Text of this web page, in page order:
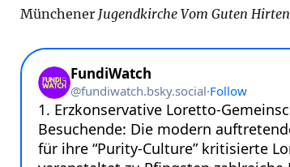
Münchener Jugendkirche Vom Guten Hirten